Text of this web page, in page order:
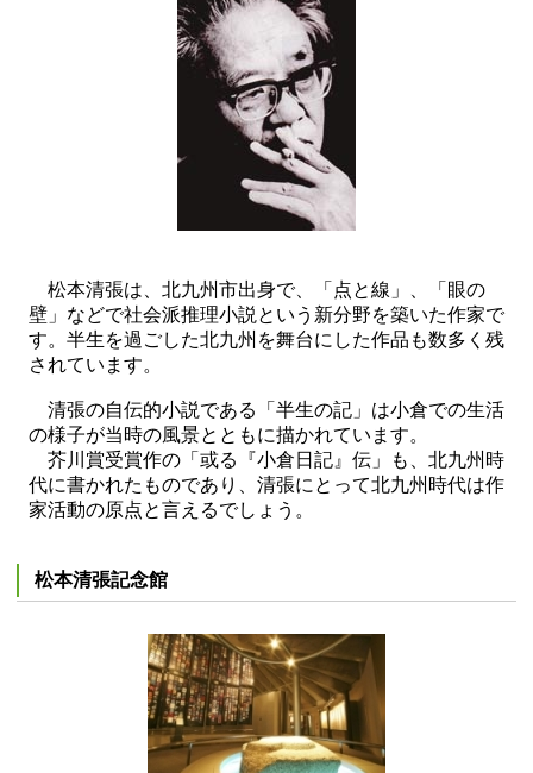
松本清張は、北九州市出身で、「点と線」、「眼の
壁」などで社会派推理小説という新分野を築いた作家で
す。半生を過ごした北九州を舞台にした作品も数多く残
されています。
清張の自伝的小説である「半生の記」は小倉での生活
の様子が当時の風景とともに描かれています。
芥川賞受賞作の「或る『小倉日記』伝」も、北九州時
代に書かれたものであり、清張にとって北九州時代は作
家活動の原点と言えるでしょう。
松本清張記念館